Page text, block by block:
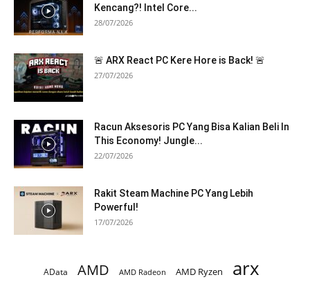
Kencang?! Intel Core...
28/07/2026
🚨 ARX React PC Kere Hore is Back! 🚨
27/07/2026
Racun Aksesoris PC Yang Bisa Kalian Beli In
This Economy! Jungle...
22/07/2026
Rakit Steam Machine PC Yang Lebih
Powerful!
17/07/2026
AData AMD AMD Radeon AMD Ryzen arx